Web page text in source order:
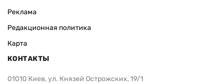
Реклама
Редакционная политика
Карта
КОНТАКТЫ
01010 Киев, ул. Князей Острожских, 19/1